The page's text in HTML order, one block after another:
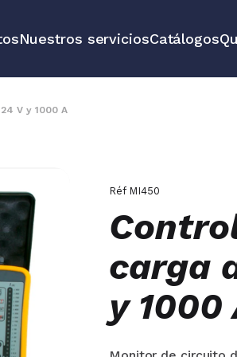
de
Nuestros serviciosCatálogos
V y 1000 A
Réf MI450
carga
y 1000